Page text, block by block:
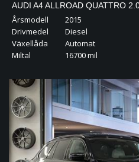
AUDI A4 ALLROAD QUATTRO
VÄRMARE DRAG 19"
Årsmodell
2015
Drivmedel
Diesel
Växellåda
Automat
Miltal
16700 mil